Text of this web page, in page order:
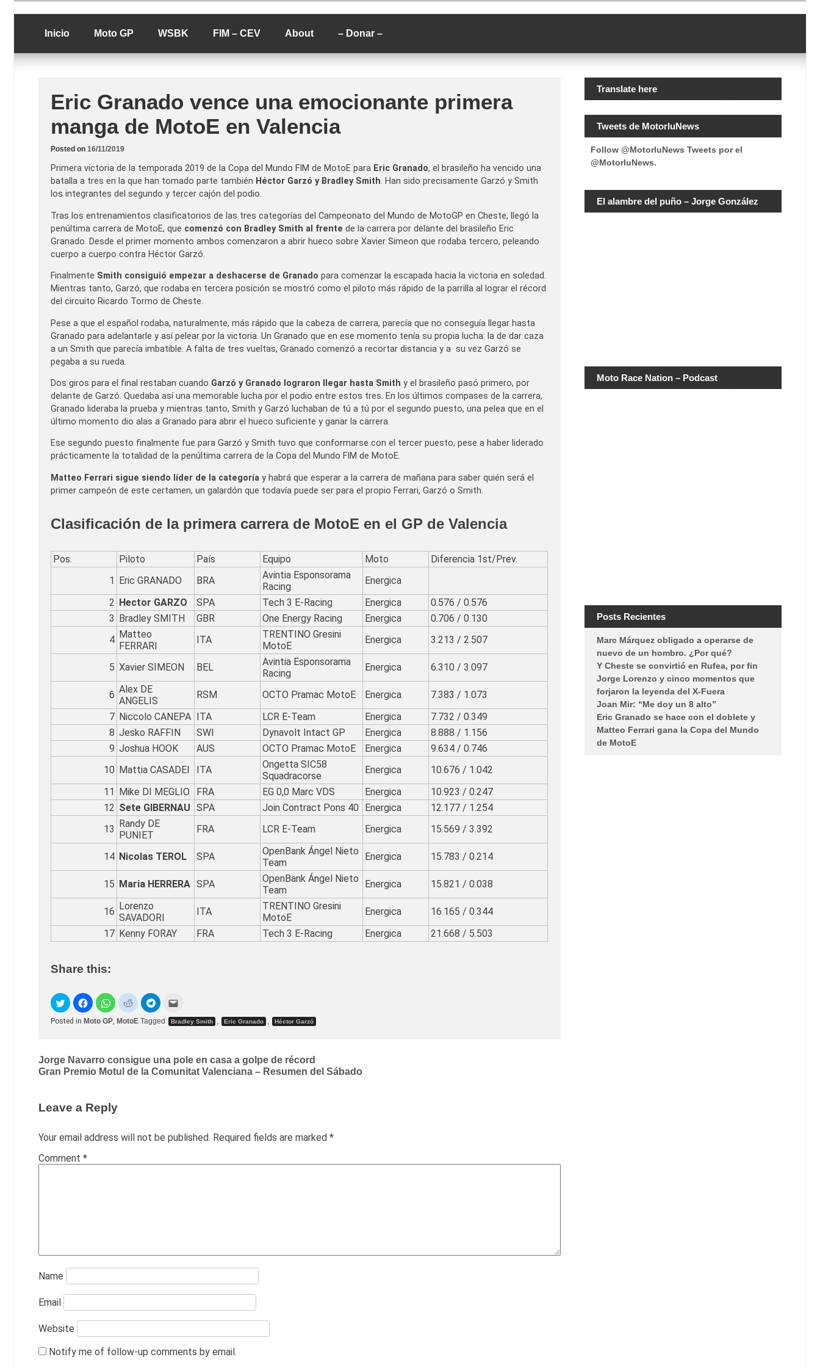
to
contentLucio Lopez GP
luciolopezgp
Inicio Moto GP WSBK FIM – CEV About – Donar –
Eric Granado vence una emocionante primera
manga de MotoE en Valencia
Posted on 16/11/2019
Primera victoria de la temporada 2019 de la Copa del Mundo FIM de MotoE para Eric Granado, el brasileño ha vencido una
batalla a tres en la que han tomado parte también Héctor Garzó y Bradley Smith. Han sido precisamente Garzó y Smith
los integrantes del segundo y tercer cajón del podio.
Tras los entrenamientos clasificatorios de las tres categorías del Campeonato del Mundo de MotoGP en Cheste, llegó la
penúltima carrera de MotoE, que comenzó con Bradley Smith al frente de la carrera por delante del brasileño Eric
Granado. Desde el primer momento ambos comenzaron a abrir hueco sobre Xavier Simeon que rodaba tercero, peleando
cuerpo a cuerpo contra Héctor Garzó.
Finalmente Smith consiguió empezar a deshacerse de Granado para comenzar la escapada hacia la victoria en soledad.
Mientras tanto, Garzó, que rodaba en tercera posición se mostró como el piloto más rápido de la parrilla al lograr el récord
del circuito Ricardo Tormo de Cheste.
Pese a que el español rodaba, naturalmente, más rápido que la cabeza de carrera, parecía que no conseguía llegar hasta
Granado para adelantarle y así pelear por la victoria. Un Granado que en ese momento tenía su propia lucha: la de dar caza
a un Smith que parecía imbatible. A falta de tres vueltas, Granado comenzó a recortar distancia y a su vez Garzó se
pegaba a su rueda.
Dos giros para el final restaban cuando Garzó y Granado lograron llegar hasta Smith y el brasileño pasó primero, por
delante de Garzó. Quedaba así una memorable lucha por el podio entre estos tres. En los últimos compases de la carrera,
Granado lideraba la prueba y mientras tanto, Smith y Garzó luchaban de tú a tú por el segundo puesto, una pelea que en el
último momento dio alas a Granado para abrir el hueco suficiente y ganar la carrera.
Ese segundo puesto finalmente fue para Garzó y Smith tuvo que conformarse con el tercer puesto, pese a haber liderado
prácticamente la totalidad de la penúltima carrera de la Copa del Mundo FIM de MotoE.
Matteo Ferrari sigue siendo líder de la categoría y habrá que esperar a la carrera de mañana para saber quién será el
primer campeón de este certamen, un galardón que todavía puede ser para el propio Ferrari, Garzó o Smith.
Clasificación de la primera carrera de MotoE en el GP de Valencia
Pos. Piloto País Equipo Moto
Diferencia 1st/Prev.
1 Eric GRANADO BRA
Avintia Esponsorama
Racing
Energica
2 Hector GARZO SPA Tech 3 E-Racing Energica
0.576 / 0.576
3 Bradley SMITH GBR One Energy Racing Energica
0.706 / 0.130
4 Matteo
FERRARI
ITA
TRENTINO Gresini
MotoE
Energica 3.213 / 2.507
5 Xavier SIMEON BEL
Avintia Esponsorama
Racing
Energica 6.310 / 3.097
6 Alex DE
ANGELIS
RSM OCTO Pramac MotoE Energica
7.383 / 1.073
7 Niccolo CANEPA ITA LCR E-Team Energica
7.732 / 0.349
8 Jesko RAFFIN SWI Dynavolt Intact GP Energica
8.888 / 1.156
9 Joshua HOOK AUS OCTO Pramac MotoE Energica
9.634 / 0.746
10 Mattia CASADEI ITA
Ongetta SIC58
Squadracorse
Energica
10.676 / 1.042
11 Mike DI MEGLIO FRA EG 0,0 Marc VDS Energica
10.923 / 0.247
12 Sete GIBERNAU SPA Join Contract Pons 40 Energica
12.177 / 1.254
13 Randy DE
PUNIET
FRA LCR E-Team Energica 15.569 / 3.392
14 Nicolas TEROL SPA
OpenBank Ángel Nieto
Team
Energica 15.783 / 0.214
15 Maria HERRERA SPA
OpenBank Ángel Nieto
Team
Energica 15.821 / 0.038
16 Lorenzo
SAVADORI
ITA
TRENTINO Gresini
MotoE
Energica
16.165 / 0.344
17 Kenny FORAY FRA Tech 3 E-Racing Energica 21.668 / 5.503
Share this:
Posted in Moto GP, MotoE Tagged Bradley Smith , Eric Granado , Héctor Garzó
Post
navigation
Jorge Navarro consigue una pole en casa a golpe de récord
Gran Premio Motul de la Comunitat Valenciana – Resumen del Sábado
Leave a Reply
Your email address will not be published. Required fields are marked *
Comment *
Name
Email
Website
Notify me of follow-up comments by email.
Translate here
Tweets de MotorluNews
Follow @MotorluNews Tweets por el
@MotorluNews.
El alambre del puño – Jorge González
Moto Race Nation – Podcast
Posts Recientes
Marc Márquez obligado a operarse de
nuevo de un hombro. ¿Por qué?
Y Cheste se convirtió en Rufea, por fin
Jorge Lorenzo y cinco momentos que
forjaron la leyenda del X-Fuera
Joan Mir: “Me doy un 8 alto”
Eric Granado se hace con el doblete y
Matteo Ferrari gana la Copa del Mundo
de MotoE